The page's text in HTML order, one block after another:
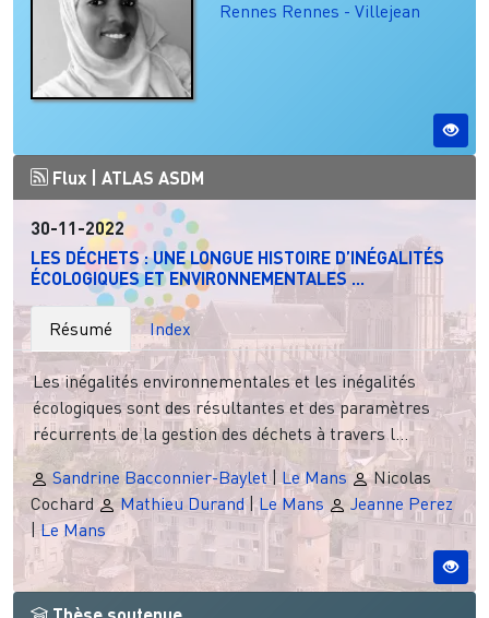
Rennes Rennes - Villejean
Flux | ATLAS ASDM
30-11-2022
LES DÉCHETS : UNE LONGUE HISTOIRE D’INÉGALITÉS
ÉCOLOGIQUES ET ENVIRONNEMENTALES ...
Résumé Index
Les inégalités environnementales et les inégalités
écologiques sont des résultantes et des paramètres
récurrents de la gestion des déchets à travers l...
Sandrine Bacconnier-Baylet| Le Mans
Nicolas
Cochard
Mathieu Durand|Le Mans
Jeanne Perez
|Le Mans